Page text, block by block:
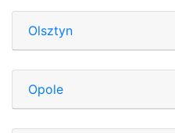
Olsztyn
Opole